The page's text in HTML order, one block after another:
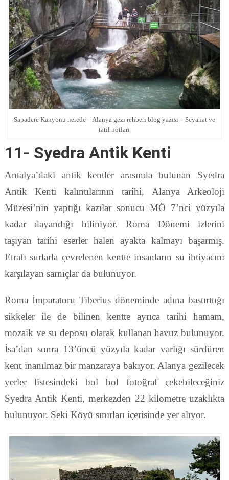
Sapadere Kanyonu nerede – Alanya gezi rehberi blog yazısı – Seyahat ve
tatil notları
11- Syedra Antik Kenti
Antalya’daki antik kentler arasında bulunan Syedra
Antik Kenti kalıntılarının tarihi, Alanya Arkeoloji
Müzesi’nin yaptığı kazılar sonucu MÖ 7’nci yüzyıla
kadar dayandığı biliniyor. Roma Dönemi izlerini
taşıyan tarihi eserler halen ayakta kalmayı başarmış.
Etrafı surlarla çevrelenen kentte insanların su ihtiyacını
karşılayan sarnıçlar da bulunuyor.
Roma İmparatoru Tiberius döneminde adına bastırttığı
sikkeler ile de bilinen kentte ayrıca tarihi hamam,
mozaik ve su deposu olarak kullanan havuz bulunuyor.
İsa’dan sonra 13’üncü yüzyıla kadar varlığı sürdüren
kent inanılmaz bir manzaraya bakıyor. Alanya gezilecek
yerler listesindeki bol bol fotoğraf çekebileceğiniz
Syedra Antik Kenti, merkezden 22 kilometre uzaklıkta
bulunuyor. Seki Köyü sınırları içerisinde yer alıyor.